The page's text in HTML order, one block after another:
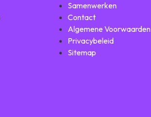
Samenwerken
Contact
Algemene Voorwaarden
Privacybeleid
Sitemap